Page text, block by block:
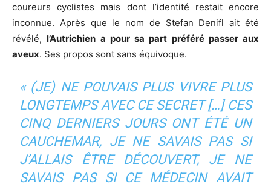
coureurs cyclistes mais dont l’identité restait encore
inconnue. Après que le nom de Stefan Denifl ait été
révélé,l’Autrichien a pour sa part préféré passer aux
aveux. Ses propos sont sans équivoque.
« (JE) NE POUVAIS PLUS VIVRE PLUS
LONGTEMPS AVEC CE SECRET[…] CES
CINQ DERNIERS JOURS ONT ÉTÉ UN
CAUCHEMAR, JE NE SAVAIS PAS SI
J’ALLAIS ÊTRE DÉCOUVERT, JE NE
SAVAIS PAS SI CE MÉDECIN AVAIT